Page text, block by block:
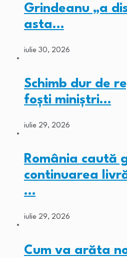
Grindeanu „a
asta…
iulie 30, 2026
Schimb dur de
foști miniștri…
iulie 29, 2026
România caută
continuarea
…
iulie 29, 2026
Cum va arăta